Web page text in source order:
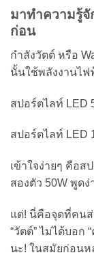
มาทำความรู้จั
ก่อน
กำลังวัตต์ หรือ
นั้นใช้พลังงานไฟ
สปอร์ตไลท์ LED
สปอร์ตไลท์ LED
เข้าใจง่ายๆ คือส
สองตัว 50W พูดง่
แต่! นี่คือจุดที่คน
“วัตต์” ไม่ได้บอก
นะ! ในสมัยก่อนห